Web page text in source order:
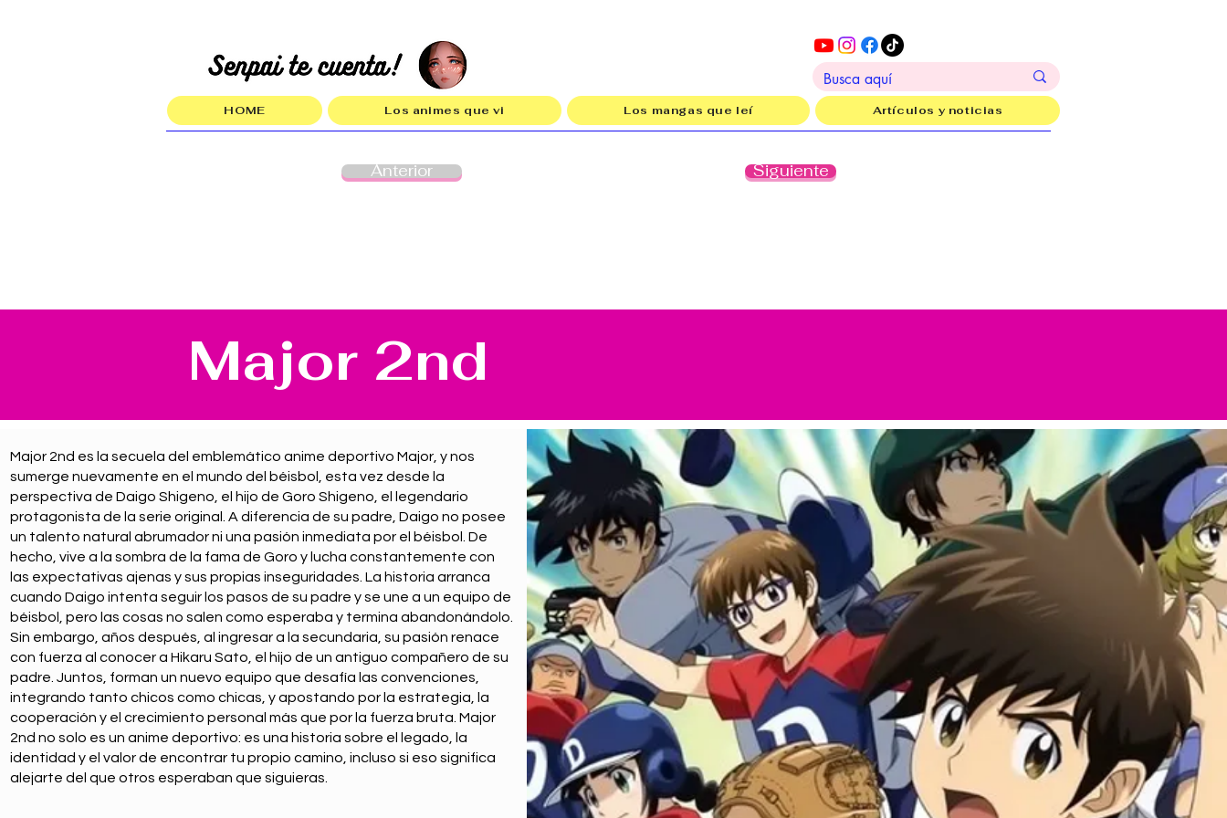
HOME Los animes que vi Los mangas que leí Artículos y noticias
Anterior Siguiente
Major 2nd
Major 2nd es la secuela del emblemático anime deportivo Major, y nos
sumerge nuevamente en el mundo del béisbol, esta vez desde la
perspectiva de Daigo Shigeno, el hijo de Goro Shigeno, el legendario
protagonista de la serie original. A diferencia de su padre, Daigo no posee
un talento natural abrumador ni una pasión inmediata por el béisbol. De
hecho, vive a la sombra de la fama de Goro y lucha constantemente con
las expectativas ajenas y sus propias inseguridades. La historia arranca
cuando Daigo intenta seguir los pasos de su padre y se une a un equipo de
béisbol, pero las cosas no salen como esperaba y termina abandonándolo.
Sin embargo, años después, al ingresar a la secundaria, su pasión renace
con fuerza al conocer a Hikaru Sato, el hijo de un antiguo compañero de su
padre. Juntos, forman un nuevo equipo que desafía las convenciones,
integrando tanto chicos como chicas, y apostando por la estrategia, la
cooperación y el crecimiento personal más que por la fuerza bruta. Major
2nd no solo es un anime deportivo: es una historia sobre el legado, la
identidad y el valor de encontrar tu propio camino, incluso si eso significa
alejarte del que otros esperaban que siguieras.